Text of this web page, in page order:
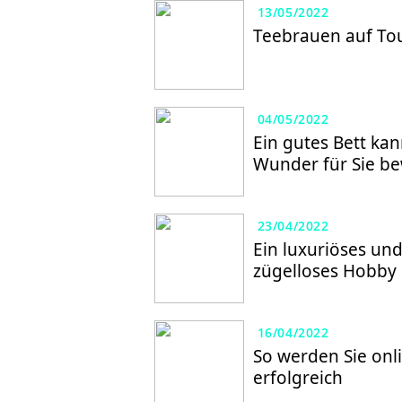
13/05/2022
Teebrauen auf
04/05/2022
Ein gutes Bett
Wunder für Sie
23/04/2022
Ein luxuriöses und
zügelloses Hobby
16/04/2022
So werden Sie
erfolgreich